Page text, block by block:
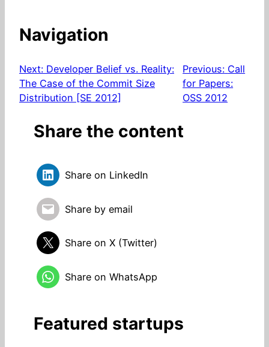
Navigation
Next: Developer Belief vs. Reality:
The Case of the Commit Size
Distribution [SE 2012]
Previous: Call
for Papers:
OSS 2012
Share the content
Share on LinkedIn
Share by email
Share on X (Twitter)
Share on WhatsApp
Featured startups